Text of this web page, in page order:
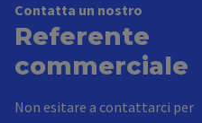
Contatta un nostro
Referente
commerciale
Non esitare a contattarci per